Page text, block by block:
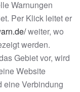
Warnungen
Per Klick leitet er
weiter, wo
werden.
Gebiet vor, wird
Website
eine Verbindung